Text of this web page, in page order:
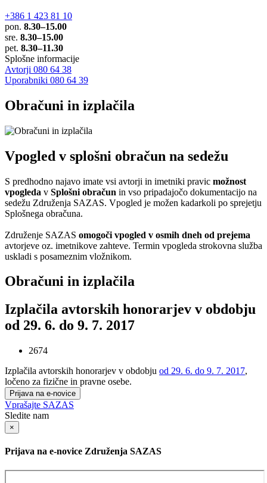
+386 1 423 81 10
pon. 8.30–15.00
sre. 8.30–15.00
pet. 8.30–11.30
Splošne informacije
Avtorji 080 64 38
Uporabniki 080 64 39
Obračuni in izplačila
Vpogled v splošni obračun na sedežu
S predhodno najavo imate vsi avtorji in imetniki pravic možnost
vpogleda v Splošni obračun in vso pripadajočo dokumentacijo na
sedežu Združenja SAZAS. Vpogled je možen kadarkoli po sprejetju
Splošnega obračuna.
Združenje SAZAS omogoči vpogled v osmih dneh od prejema
avtorjeve oz. imetnikove zahteve. Termin vpogleda strokovna služba
uskladi s posameznim vložnikom.
Obračuni in izplačila
Izplačila avtorskih honorarjev v obdobju
od 29. 6. do 9. 7. 2017
2674
Izplačila avtorskih honorarjev v obdobju od 29. 6. do 9. 7. 2017,
ločeno za fizične in pravne osebe.
Prijava na e-novice
Vprašajte SAZAS
Sledite nam
×
Prijava na e-novice Združenja SAZAS